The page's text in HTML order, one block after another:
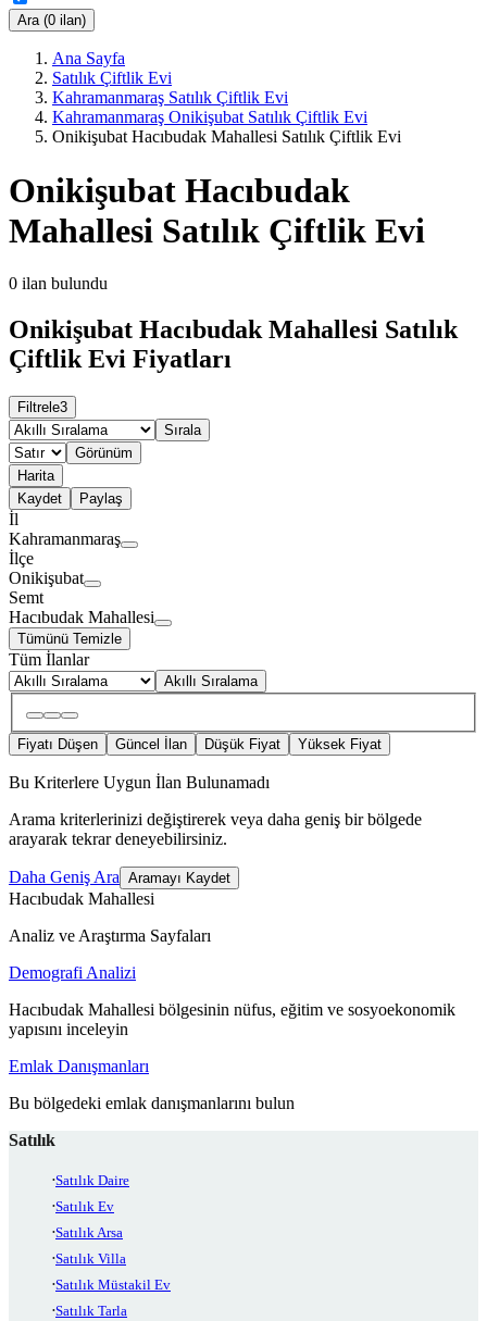
Ara (0 ilan)
Ana Sayfa
Satılık Çiftlik Evi
Kahramanmaraş Satılık Çiftlik Evi
Kahramanmaraş Onikişubat Satılık Çiftlik Evi
Onikişubat Hacıbudak Mahallesi Satılık Çiftlik Evi
Onikişubat Hacıbudak
Mahallesi Satılık Çiftlik Evi
0 ilan bulundu
Onikişubat Hacıbudak Mahallesi Satılık
Çiftlik Evi Fiyatları
Filtrele3
Sırala
Görünüm
Harita
Kaydet
Paylaş
İl
Kahramanmaraş
İlçe
Onikişubat
Semt
Hacıbudak Mahallesi
Tümünü Temizle
Tüm İlanlar
Akıllı Sıralama
Fiyatı Düşen Güncel İlan Düşük Fiyat Yüksek Fiyat
Bu Kriterlere Uygun İlan Bulunamadı
Arama kriterlerinizi değiştirerek veya daha geniş bir bölgede
arayarak tekrar deneyebilirsiniz.
Daha Geniş Ara Aramayı Kaydet
Hacıbudak Mahallesi
Analiz ve Araştırma Sayfaları
Demografi Analizi
Hacıbudak Mahallesi bölgesinin nüfus, eğitim ve sosyoekonomik
yapısını inceleyin
Emlak Danışmanları
Bu bölgedeki emlak danışmanlarını bulun
Satılık
Satılık Daire
Satılık Ev
Satılık Arsa
Satılık Villa
Satılık Müstakil Ev
Satılık Tarla